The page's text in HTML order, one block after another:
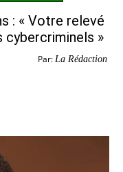
: « Votre relevé
cybercriminels »
Par: La Rédaction